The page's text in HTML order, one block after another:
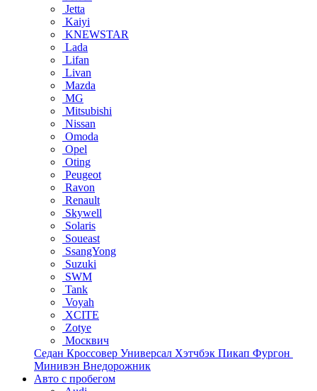
Jetta
Kaiyi
KNEWSTAR
Lada
Lifan
Livan
Mazda
MG
Mitsubishi
Nissan
Omoda
Opel
Oting
Peugeot
Ravon
Renault
Skywell
Solaris
Soueast
SsangYong
Suzuki
SWM
Tank
Voyah
XCITE
Zotye
Москвич
Седан Кроссовер Универсал Хэтчбэк Пикап Фургон
Минивэн Внедорожник
Авто с пробегом